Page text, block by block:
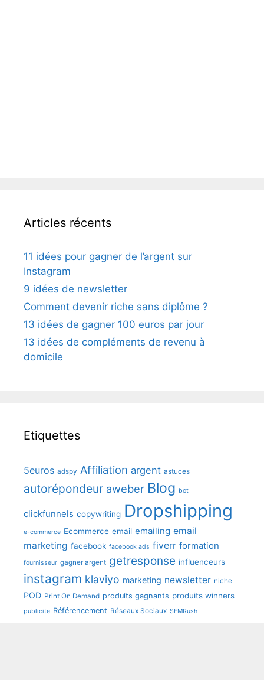
Articles récents
11 idées pour gagner de l’argent sur
Instagram
9 idées de newsletter
Comment devenir riche sans diplôme ?
13 idées de gagner 100 euros par jour
13 idées de compléments de revenu à
domicile
Etiquettes
5euros adspy Affiliation argent astuces
autorépondeur aweber Blog bot
clickfunnels copywriting Dropshipping
e-commerce Ecommerce email emailing email
marketing facebook facebook ads fiverr formation
fournisseur gagner argent getresponse influenceurs
instagram klaviyo marketing newsletter niche
POD Print On Demand produits gagnants produits winners
publicite Référencement Réseaux Sociaux SEMRush